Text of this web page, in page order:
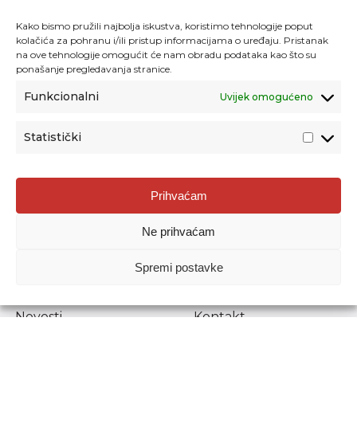
Kako bismo pružili najbolja iskustva, koristimo tehnologije poput
kolačića za pohranu i/ili pristup informacijama o uređaju. Pristanak
na ove tehnologije omogućit će nam obradu podataka kao što su
ponašanje pregledavanja stranice.
Funkcionalni Uvijek omogućeno
Statistički
Prihvaćam
Ne prihvaćam
Spremi postavke
Agencija za odgoj i obrazovanje
Donje Svetice 38, 10000 Zagreb
1778129
Prenošenje sadržaja dopušteno je uz navođenje izvora.
Novosti
Kontakt